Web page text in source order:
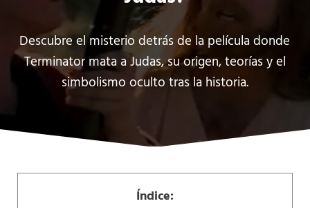
Descubre el misterio detrás de la película donde
Terminator mata a Judas, su origen, teorías y el
simbolismo oculto tras la historia.
Índice: